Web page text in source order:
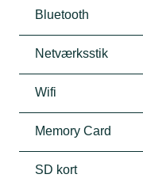
Bluetooth
Netværksstik
Wifi
Memory Card
SD kort